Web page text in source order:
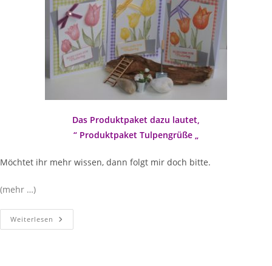
Das Produktpaket dazu lautet,
“ Produktpaket Tulpengrüße „
Möchtet ihr mehr wissen, dann folgt mir doch bitte.
(mehr …)
Weiterlesen